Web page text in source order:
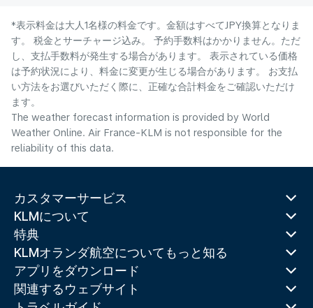
*表示料金は大人1名様の料金です。金額はすべてJPY換算となりま
す。 税金とサーチャージ込み。 予約手数料はかかりません。ただ
し、支払手数料が発生する場合があります。 表示されている価格
は予約状況により、料金に変更が生じる場合があります。 お支払
い方法をお選びいただく際に、正確な合計料金をご確認いただけ
ます。
The weather forecast information is provided by World
Weather Online. Air France-KLM is not responsible for the
reliability of this data.
カスタマーサービス
KLMについて
特典
KLMオランダ航空についてもっと知る
アプリをダウンロード
関連するウェブサイト